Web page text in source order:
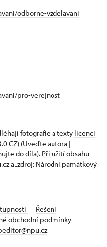
odborne-vzdelavani
pro-verejnost
fotografie a texty licenci
CZ) (Uveďte autora |
do díla). Při užití obsahu
a „zdroj: Národní památkový
Řešení
obchodní podmínky